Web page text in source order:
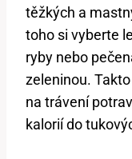
těžkých a
toho si vyberte
ryby nebo
zeleninou.
na trávení
kalorií do